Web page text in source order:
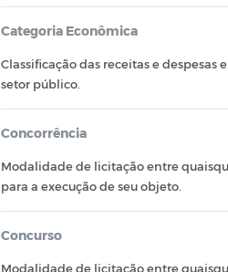
Categoria Econômica
Classificação das receitas e
setor público.
Concorrência
Modalidade de licitação entre
para a execução de seu objeto.
Concurso
Modalidade de licitação entre